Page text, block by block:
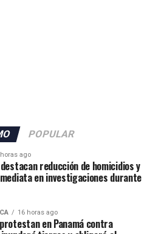
a las autoridades
las gestiones para
y reforzar el control
POPULAR
ago
reducción de homicidios y
en investigaciones durante
16 horas ago
en Panamá contra